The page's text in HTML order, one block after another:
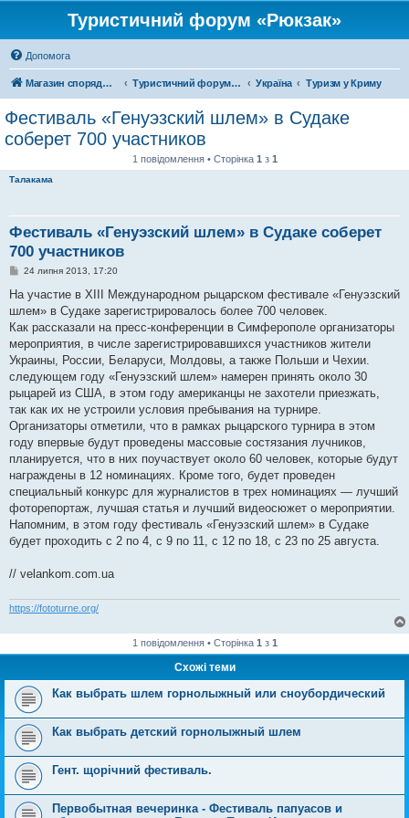
Туристичний форум «Рюкзак»
Допомога
Магазин спорядження Туристичний форум «Рюкзак» Україна Туризм у Криму
Фестиваль «Генуэзский шлем» в Судаке
соберет 700 участников
1 повідомлення • Сторінка 1 з 1
Талакама
Фестиваль «Генуэзский шлем» в Судаке соберет
700 участников
П
в
д
о
л
е
н
н
я
24 липня 2013, 17:20
На участие в XIII Международном рыцарском фестивале «Генуэзский
шлем» в Судаке зарегистрировалось более 700 человек.
Как рассказали на пресс-конференции в Симферополе организаторы
мероприятия, в числе зарегистрировавшихся участников жители
Украины, России, Беларуси, Молдовы, а также Польши и Чехии.
следующем году «Генуэзский шлем» намерен принять около 30
рыцарей из США, в этом году американцы не захотели приезжать,
так как их не устроили условия пребывания на турнире.
Организаторы отметили, что в рамках рыцарского турнира в этом
году впервые будут проведены массовые состязания лучников,
планируется, что в них поучаствует около 60 человек, которые будут
награждены в 12 номинациях. Кроме того, будет проведен
специальный конкурс для журналистов в трех номинациях — лучший
фоторепортаж, лучшая статья и лучший видеосюжет о мероприятии.
Напомним, в этом году фестиваль «Генуэзский шлем» в Судаке
будет проходить с 2 по 4, с 9 по 11, с 12 по 18, с 23 по 25 августа.
// velankom.com.ua
https://fototurne.org/
1 повідомлення • Сторінка 1 з 1
Схожі теми
Как выбрать шлем горнолыжный или сноубордический
Как выбрать детский горнолыжный шлем
Гент. щорічний фестиваль.
Первобытная вечеринка - Фестиваль папуасов и